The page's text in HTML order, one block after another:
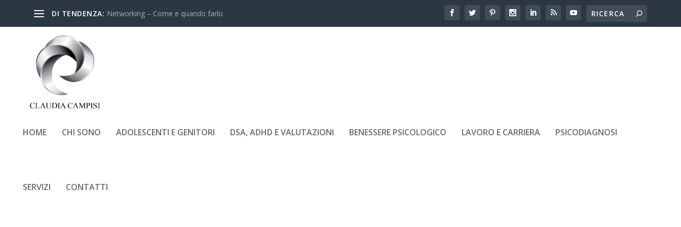
DI TENDENZA: Networking – Come e quando farlo
HOME CHI SONO ADOLESCENTI E GENITORI DSA, ADHD E VALUTAZIONI BENESSERE PSICOLOGICO LAVORO E CARRIERA PSICODIAGNOSI
SERVIZI CONTATTI